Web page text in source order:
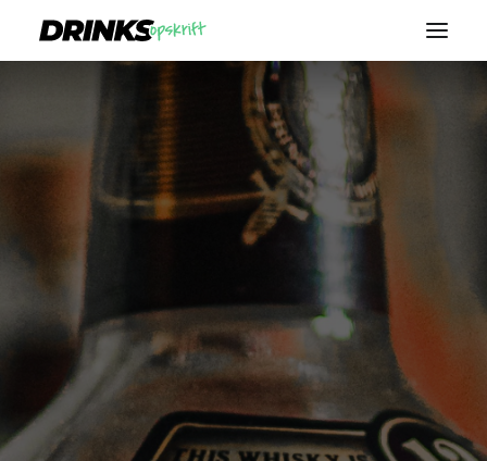
ROM
WHISKEY
BLOG